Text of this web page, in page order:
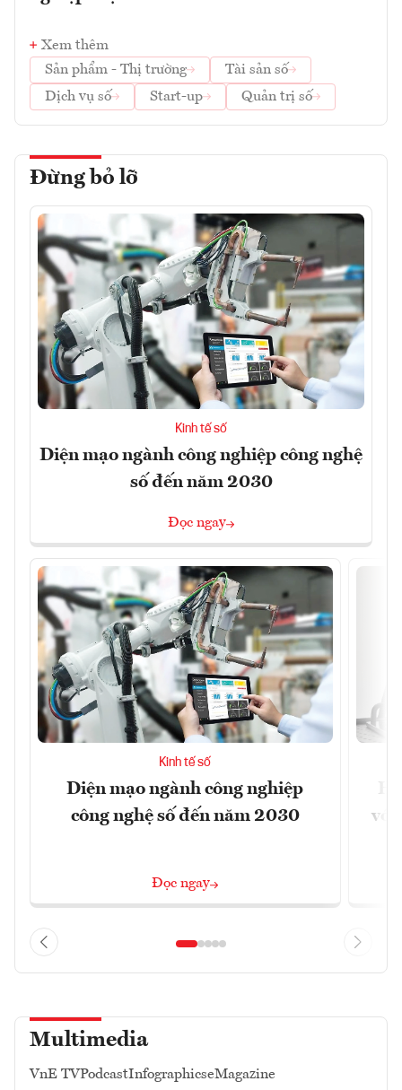
Xem thêm
Sản phẩm - Thị trường
Tài sản số
Dịch vụ số
Start-up Quản trị số
Đừng bỏ lỡ
Kinh tế số
Diện mạo ngành công nghiệp công nghệ
số đến năm 2030
Đọc ngay
Kinh tế số
Diện mạo ngành công nghiệp
công nghệ số đến năm 2030
Đọc ngay
với
Multimedia
VnE TVPodcastInfographicseMagazine